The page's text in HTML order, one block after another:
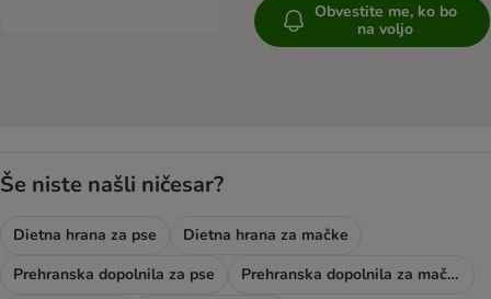
Obvestite me, ko bo
na voljo
Še niste našli ničesar?
Dietna hrana za pse
Dietna hrana za mačke
Prehranska dopolnila za pse
Prehranska dopolnila za mačke